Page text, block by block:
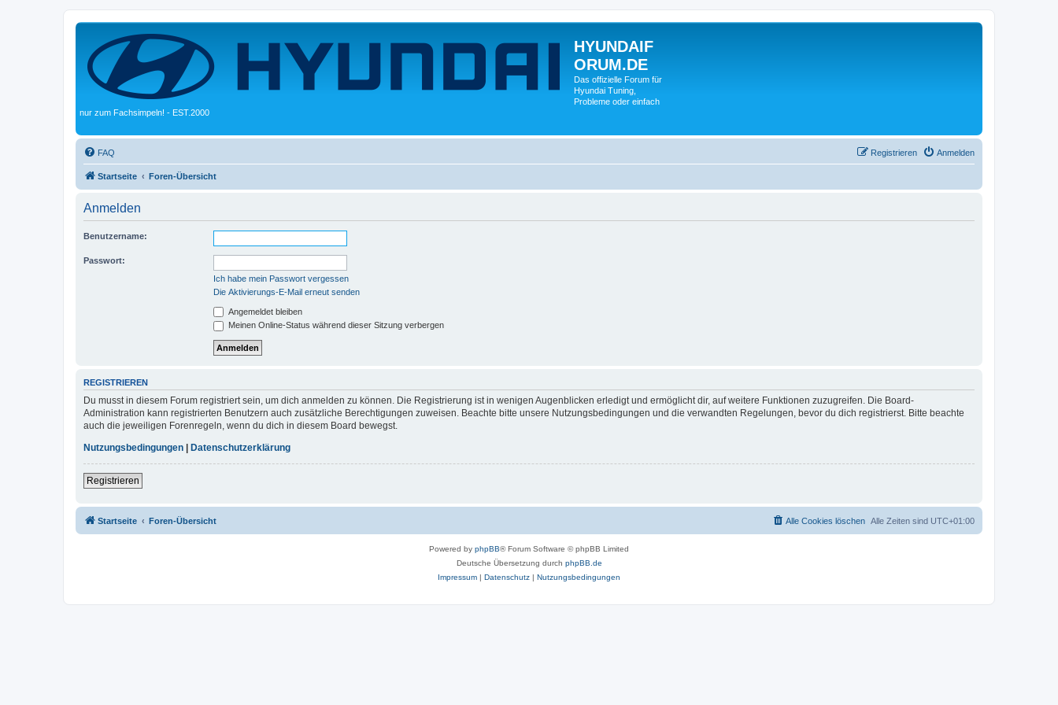
HYUNDAIF
ORUM.DE
Das offizielle Forum für
Hyundai Tuning,
Probleme oder einfach
nur zum Fachsimpeln! - EST.2000
FAQ Anmelden
Registrieren
Startseite Foren-Übersicht
Anmelden
Benutzername:
Passwort:
Ich habe mein Passwort vergessen
Die Aktivierungs-E-Mail erneut senden
Angemeldet bleiben
Meinen Online-Status während dieser Sitzung verbergen
REGISTRIEREN
Du musst in diesem Forum registriert sein, um dich anmelden zu können. Die Registrierung ist in wenigen Augenblicken erledigt und ermöglicht dir, auf weitere Funktionen zuzugreifen. Die Board-
Administration kann registrierten Benutzern auch zusätzliche Berechtigungen zuweisen. Beachte bitte unsere Nutzungsbedingungen und die verwandten Regelungen, bevor du dich registrierst. Bitte beachte
auch die jeweiligen Forenregeln, wenn du dich in diesem Board bewegst.
Nutzungsbedingungen
Datenschutzerklärung
Registrieren
Startseite Foren-Übersicht Alle Zeiten sind UTC+01:00
Alle Cookies löschen
Powered by phpBB® Forum Software © phpBB Limited
Deutsche Übersetzung durch phpBB.de
Impressum | Datenschutz | Nutzungsbedingungen